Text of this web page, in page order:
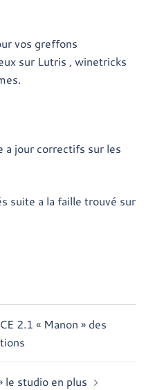
vos greffons
sur Lutris , winetricks
a jour correctifs sur les
suite a la faille trouvé sur
2.1 « Manon » des
le studio en plus